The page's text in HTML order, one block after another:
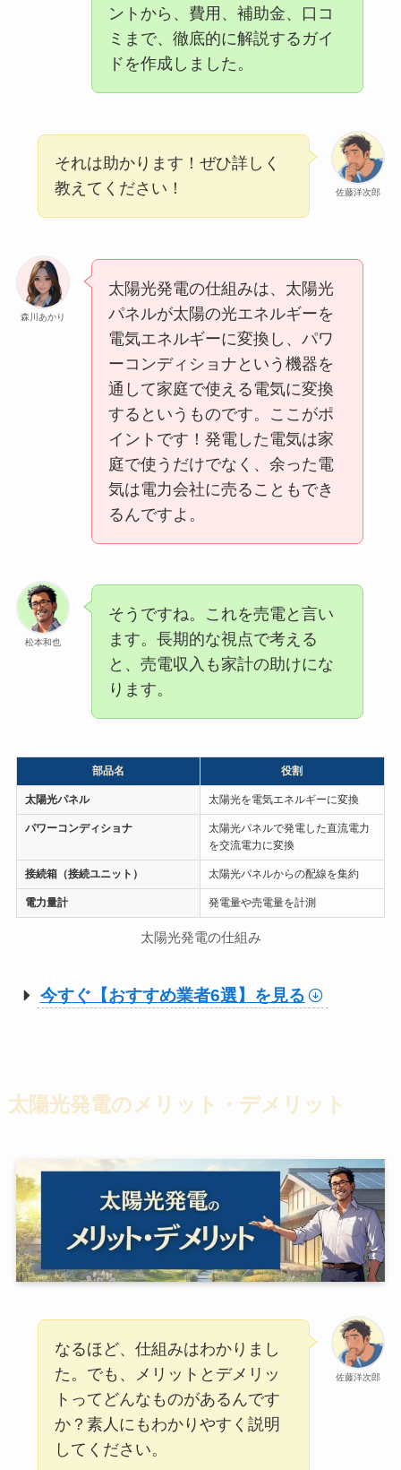
ントから、費用、補助金、口コ
ミまで、徹底的に解説するガイ
ドを作成しました。
佐藤洋次郎
それは助かります！ぜひ詳しく
教えてください！
森川あかり
太陽光発電の仕組みは、太陽光
パネルが太陽の光エネルギーを
電気エネルギーに変換し、パワ
ーコンディショナという機器を
通して家庭で使える電気に変換
するというものです。ここがポ
イントです！発電した電気は家
庭で使うだけでなく、余った電
気は電力会社に売ることもでき
るんですよ。
松本和也
そうですね。これを売電と言い
ます。長期的な視点で考える
と、売電収入も家計の助けにな
ります。
部品名 役割
太陽光パネル 太陽光を電気エネルギーに変換
パワーコンディショナ
太陽光パネルで発電した直流電力
を交流電力に変換
接続箱（接続ユニット） 太陽光パネルからの配線を集約
電力量計 発電量や売電量を計測
太陽光発電の仕組み
今すぐ【おすすめ業者6選】を見る
太陽光発電のメリット・デメリット
佐藤洋次郎
なるほど、仕組みはわかりまし
た。でも、メリットとデメリッ
トってどんなものがあるんです
か？素人にもわかりやすく説明
してください。